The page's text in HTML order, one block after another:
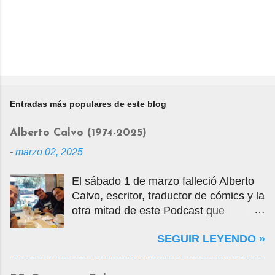
Entradas más populares de este blog
Alberto Calvo (1974-2025)
- marzo 02, 2025
El sábado 1 de marzo falleció Alberto
Calvo, escritor, traductor de cómics y la
otra mitad de este Podcast que
14 años. La foto que ven es una selfie
SEGUIR LEYENDO »